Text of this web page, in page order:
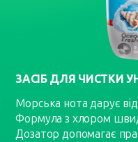
ЗАСІБ ДЛЯ ЧИСТКИ
Морська нота дарує
Формула з хлором
Дозатор допомагає